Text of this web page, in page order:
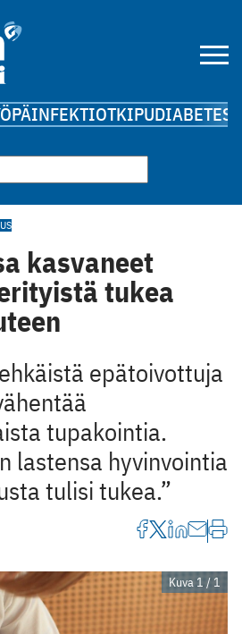
INFEKTIOTKIPUDIABETES
kasvaneet
tukea
epätoivottuja
tupakointia.
lastensa hyvinvointia
tulisi tukea.”
Kuva 1 / 1